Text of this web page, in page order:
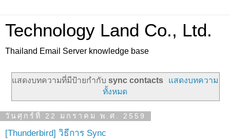
Technology Land Co., Ltd.
Thailand Email Server knowledge base
แสดงบทความที่มีป้ายกำกับ sync contacts
แสดงบทความ
ทั้งหมด
วันศุกร์ที่ 22 มกราคม พ.ศ. 2559
[Thunderbird] วิธีการ Sync